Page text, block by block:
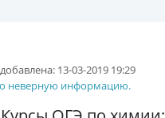
13-03-2019 19:29
неверную информацию.